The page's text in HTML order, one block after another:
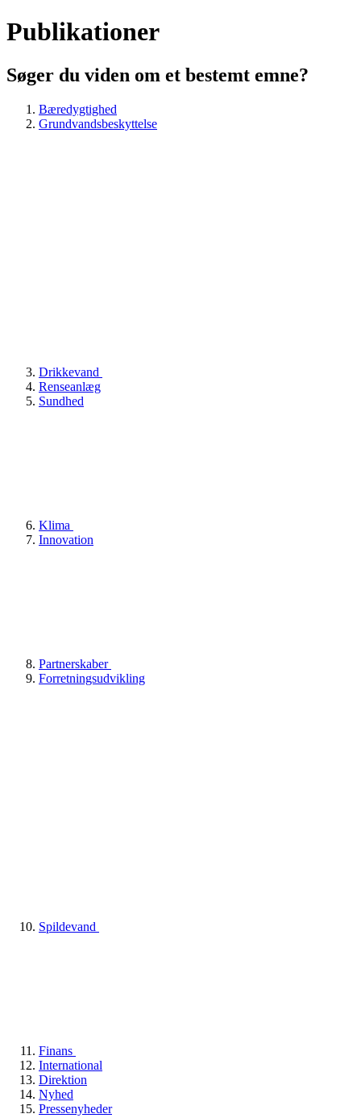
Publikationer
Søger du viden om et bestemt emne?
Bæredygtighed
Grundvandsbeskyttelse
Drikkevand
Renseanlæg
Sundhed
Klima
Innovation
Partnerskaber
Forretningsudvikling
Spildevand
Finans
International
Direktion
Nyhed
Pressenyheder